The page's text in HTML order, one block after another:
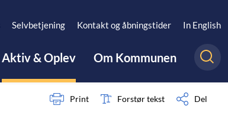
Selvbetjening Kontakt og åbningstider In English
Aktiv & Oplev Om Kommunen
Print Forstør tekst Del